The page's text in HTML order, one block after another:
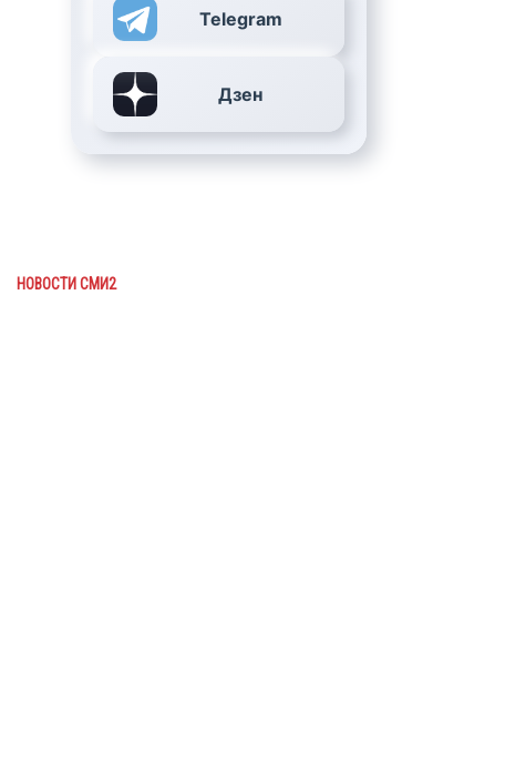
Telegram
Дзен
НОВОСТИ СМИ2